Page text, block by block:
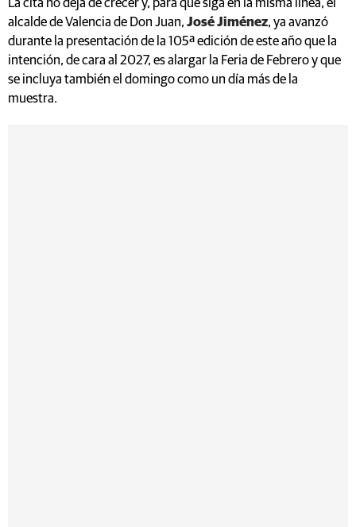
La cita no deja de crecer y, para que siga en la misma línea, el
alcalde de Valencia de Don Juan, José Jiménez, ya avanzó
durante la presentación de la 105ª edición de este año que la
intención, de cara al 2027, es alargar la Feria de Febrero y que
se incluya también el domingo como un día más de la
muestra.